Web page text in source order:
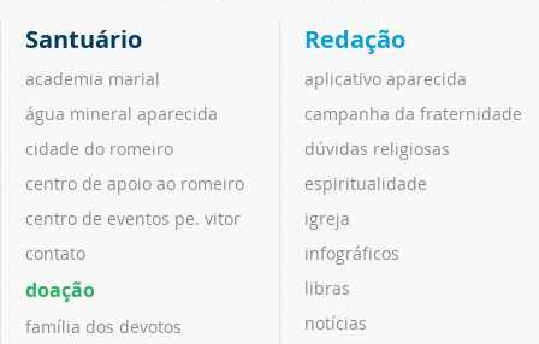
Santuário
academia marial
água mineral aparecida
cidade do romeiro
centro de apoio ao romeiro
centro de eventos pe. vitor
contato
doação
família dos devotos
Redação
aplicativo aparecida
campanha da fraternidade
dúvidas religiosas
espiritualidade
igreja
infográficos
libras
notícias